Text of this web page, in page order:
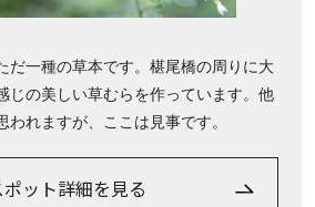
だ一種の草本です。椹尾橋の周りに大
じの美しい草むらを作っています。他
われますが、ここは見事です。
ポット詳細を見る